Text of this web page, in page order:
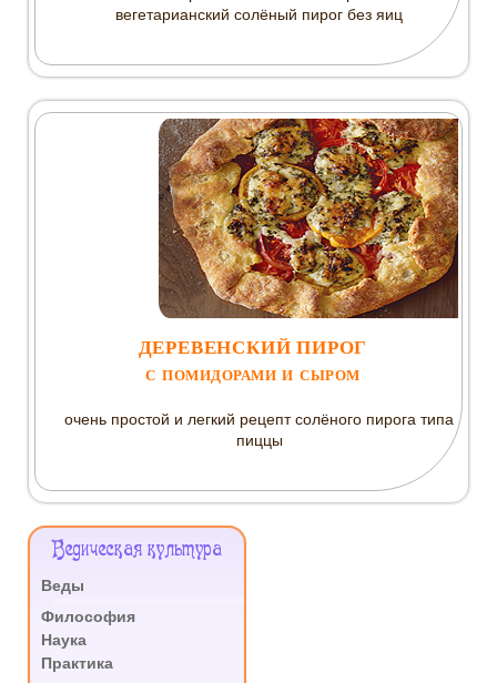
вегетарианский солёный пирог без яиц
ДЕРЕВЕНСКИЙ ПИРОГ
С ПОМИДОРАМИ И СЫРОМ
очень простой и легкий рецепт солёного пирога типа
пиццы
Меню
Ведическая культура
Веды
Философия
Наука
Практика